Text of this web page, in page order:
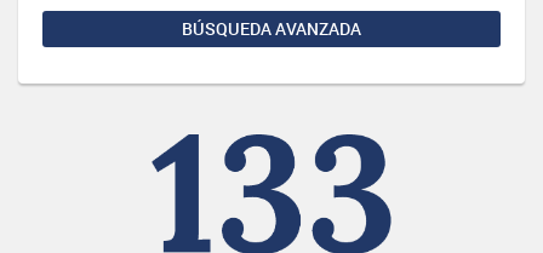
BÚSQUEDA AVANZADA